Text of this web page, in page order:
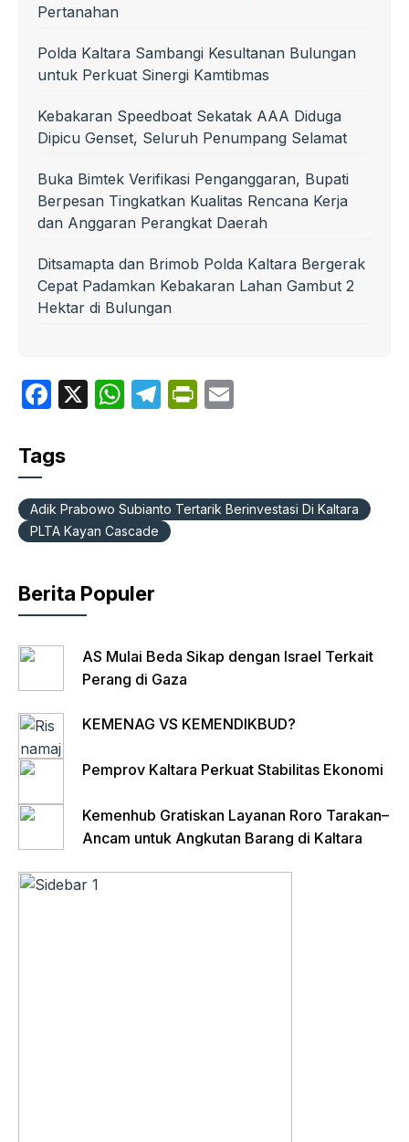
Pertanahan
Polda Kaltara Sambangi Kesultanan Bulungan
untuk Perkuat Sinergi Kamtibmas
Kebakaran Speedboat Sekatak AAA Diduga
Dipicu Genset, Seluruh Penumpang Selamat
Buka Bimtek Verifikasi Penganggaran, Bupati
Berpesan Tingkatkan Kualitas Rencana Kerja
dan Anggaran Perangkat Daerah
Ditsamapta dan Brimob Polda Kaltara Bergerak
Cepat Padamkan Kebakaran Lahan Gambut 2
Hektar di Bulungan
F
c
b
o
k
X
W
A
p
T
a
m
P
ie
Tags
Adik Prabowo Subianto Tertarik Berinvestasi Di Kaltara
PLTA Kayan Cascade
Berita Populer
AS Mulai Beda Sikap dengan Israel Terkait
Perang di Gaza
KEMENAG VS KEMENDIKBUD?
Pemprov Kaltara Perkuat Stabilitas Ekonomi
Kemenhub Gratiskan Layanan Roro Tarakan–
Ancam untuk Angkutan Barang di Kaltara